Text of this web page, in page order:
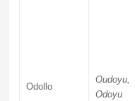
Odollo
Oudoyu,
Odoyu